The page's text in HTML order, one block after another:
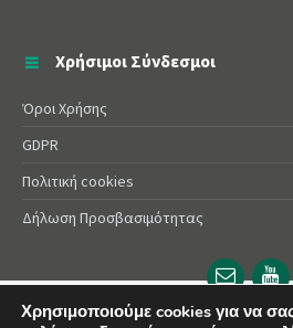
Χρήσιμοι Σύνδεσμοι
Όροι Χρήσης
GDPR
Πολιτική cookies
Δήλωση Προσβασιμότητας
Email
url
Χρησιμοποιούμε cookies για να